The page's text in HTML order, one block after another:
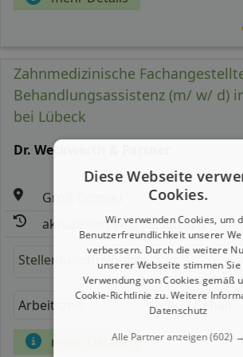
Zahnmedizinische
Behandlungsassistenz (m/ w/ d)
bei Lübeck
Dr. Weckwerth & Partner
Groß Grönau
aktualisiert seit: 06.08.2026
Stellenbeschreibung:
Arbeitszeit Gehalt
mehr Details
Diese Webseite
Cookies.
Wir verwenden Cookies, um
Benutzerfreundlichkeit unserer
verbessern. Durch die weitere
unserer Webseite stimmen
Verwendung von Cookies gemäß
Cookie-Richtlinie zu.Weitere
Datenschutz
Alle Partner anzeigen(602) →